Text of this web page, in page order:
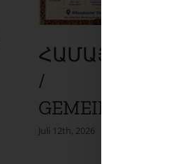
ՀԱՄԱՅՆՔԱՏՕՆ
/
GEMEINDEFEST
Juli 12th, 2026